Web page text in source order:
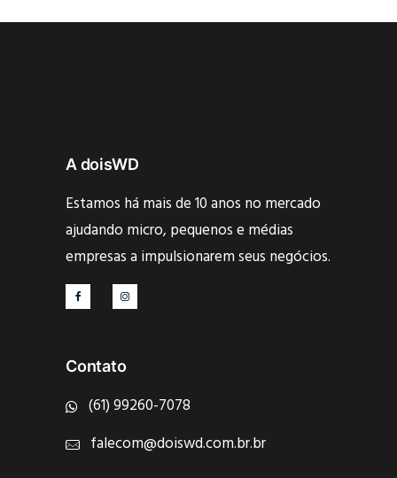
A doisWD
Estamos há mais de 10 anos no mercado
ajudando micro, pequenos e médias
empresas a impulsionarem seus negócios.
Contato
(61) 99260-7078
falecom@doiswd.com.br.br